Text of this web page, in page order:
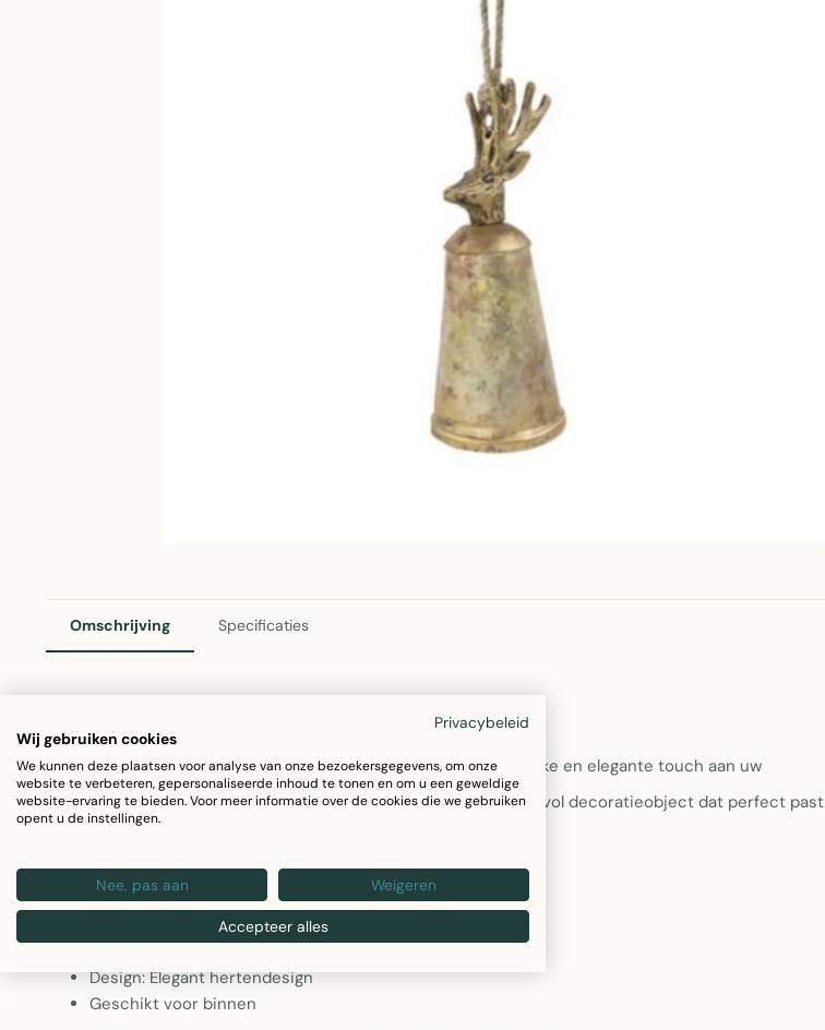
Omschrijving Specificaties
Bel Goud Hert 20cm – Elegante Decoratie van Mars & More
Deze prachtige gouden bel met hertendesign brengt een klassieke en elegante touch aan uw
interieur. Het sierlijke metalen accent van 20cm hoog is een stijlvol decoratieobject dat perfect past
Materiaal: Duurzaam metaal in goudkleur
Afmetingen: 8x8x20cm
Design: Elegant hertendesign
Geschikt voor binnen
Privacybeleid
Wij gebruiken cookies
We kunnen deze plaatsen voor analyse van onze bezoekersgegevens, om onze
website te verbeteren, gepersonaliseerde inhoud te tonen en om u een geweldige
website-ervaring te bieden. Voor meer informatie over de cookies die we gebruiken
opent u de instellingen.
Nee, pas aan Weigeren
Accepteer alles